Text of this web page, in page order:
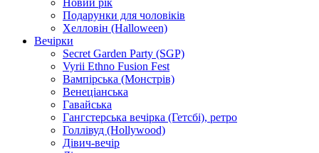
Новий рік
Подарунки для чоловіків
Хелловін (Halloween)
Вечірки
Secret Garden Party (SGP)
Vyrii Ethno Fusion Fest
Вампірська (Монстрів)
Венеціанська
Гавайська
Гангстерська вечірка (Гетсбі), ретро
Голлівуд (Hollywood)
Дівич-вечір